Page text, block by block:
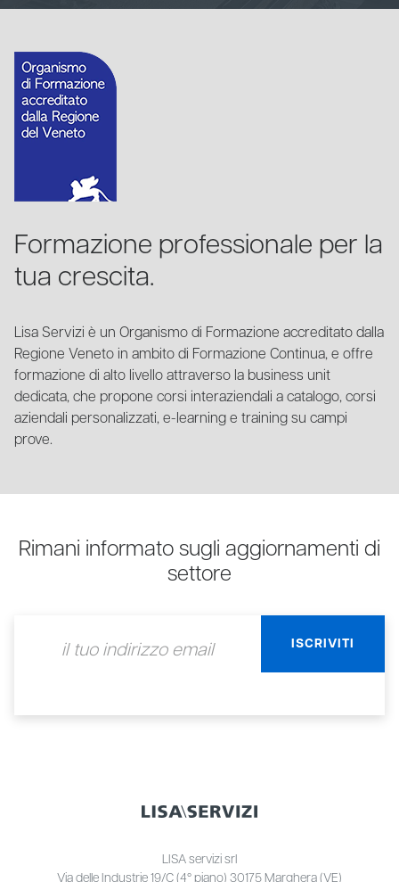
Formazione professionale per la
tua crescita.
Lisa Servizi è un Organismo di Formazione accreditato dalla
Regione Veneto in ambito di Formazione Continua, e offre
formazione di alto livello attraverso la business unit
dedicata, che propone corsi interaziendali a catalogo, corsi
aziendali personalizzati, e-learning e training su campi
prove.
Rimani informato sugli aggiornamenti di
settore
LISA servizi srl
Via delle Industrie 19/C (4° piano) 30175 Marghera (VE)